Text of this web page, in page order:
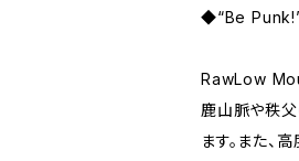
◆“Be
RawLow
鹿山脈や秩父
ます。また、